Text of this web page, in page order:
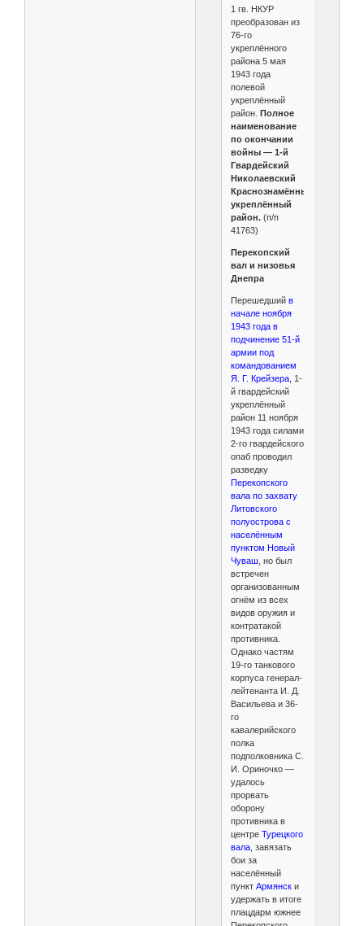
1 гв. НКУР
преобразован из
76-го
укреплённого
района 5 мая
1943 года
полевой
укреплённый
район. Полное
наименование
по окончании
войны — 1-й
Гвардейский
Николаевский
Краснознамённый
укреплённый
район.(п/п
41763)
Перекопский
вал и низовья
Днепра
Перешедший в
начале ноября
1943 года в
подчинение 51-й
армии под
командованием
Я. Г. Крейзера, 1-
й гвардейский
укреплённый
район 11 ноября
1943 года силами
2-го гвардейского
опаб проводил
разведку
Перекопского
вала по захвату
Литовского
полуострова с
населённым
пунктом Новый
Чуваш , но был
встречен
организованным
огнём из всех
видов оружия и
контратакой
противника.
Однако частям
19-го танкового
корпуса генерал-
лейтенанта И. Д.
Васильева и 36-
го
кавалерийского
полка
подполковника С.
И. Ориночко —
удалось
прорвать
оборону
противника в
центре Турецкого
вала, завязать
бои за
населённый
пунктАрмянски
удержать в итоге
плацдарм южнее